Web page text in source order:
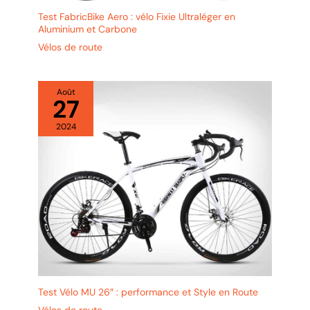
Test FabricBike Aero : vélo Fixie Ultraléger en
Aluminium et Carbone
Vélos de route
Août
27
2024
Test Vélo MU 26″ : performance et Style en Route